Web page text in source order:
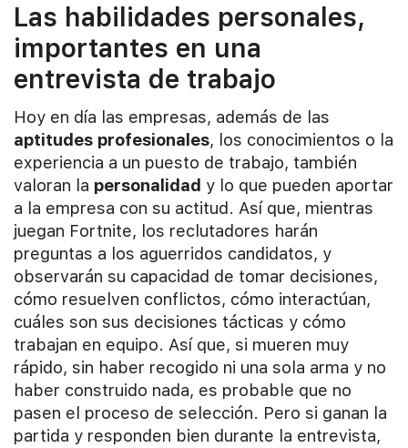
Las habilidades personales,
importantes en una
entrevista de trabajo
Hoy en día las empresas, además de las
aptitudes profesionales, los conocimientos o la
experiencia a un puesto de trabajo, también
valoran la personalidad y lo que pueden aportar
a la empresa con su actitud. Así que, mientras
juegan Fortnite, los reclutadores harán
preguntas a los aguerridos candidatos, y
observarán su capacidad de tomar decisiones,
cómo resuelven conflictos, cómo interactúan,
cuáles son sus decisiones tácticas y cómo
trabajan en equipo. Así que, si mueren muy
rápido, sin haber recogido ni una sola arma y no
haber construido nada, es probable que no
pasen el proceso de selección. Pero si ganan la
partida y responden bien durante la entrevista,